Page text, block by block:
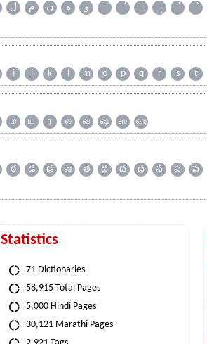
ل م ن ه و
i j k l m o p q r s t
ம ய ர ல வ ஷ ஸ ஹ
ఠ డ ఢ ణ త థ ద ధ న ప ఫ
Statistics
71 Dictionaries
58,915 Total Pages
5,000 Hindi Pages
30,121 Marathi Pages